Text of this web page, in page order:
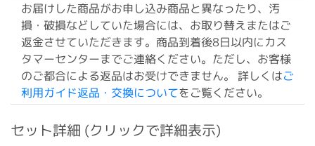
お届けした商品がお申し込み商品と異なったり、汚
損・破損などしていた場合には、お取り替えまたはご
返金させていただきます。商品到着後8日以内にカス
タマーセンターまでご連絡ください。ただし、お客様
のご都合による返品はお受けできません。 詳しくはご
利用ガイド返品・交換についてをご覧ください。
セット詳細 (クリックで詳細表示)